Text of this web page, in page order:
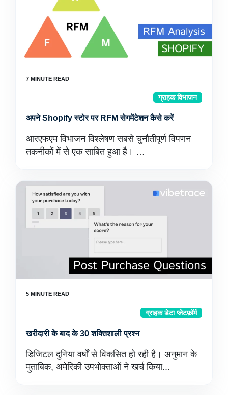
ग्राहक विभाजन
अपने Shopify स्टोर पर RFM सेगमेंटेशन कैसे करें
आरएफएम विभाजन विश्लेषण सबसे चुनौतीपूर्ण विपणन
तकनीकों में से एक साबित हुआ है। …
ग्राहक डेटा प्लेटफ़ॉर्म
खरीदारी के बाद के 30 शक्तिशाली प्रश्न
डिजिटल दुनिया वर्षों से विकसित हो रही है। अनुमान के
मुताबिक, अमेरिकी उपभोक्ताओं ने खर्च किया...